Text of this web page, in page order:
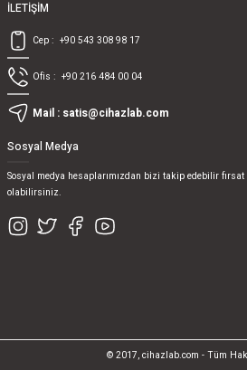
İLETİŞİM
Cep : +90 543 308 98 17
Ofis : +90 216 484 00 04
Mail : satis@cihazlab.com
Sosyal Medya
Sosyal medya hesaplarımızdan bizi takip edebilir
olabilirsiniz.
© 2017, cihazlab.com - Tüm